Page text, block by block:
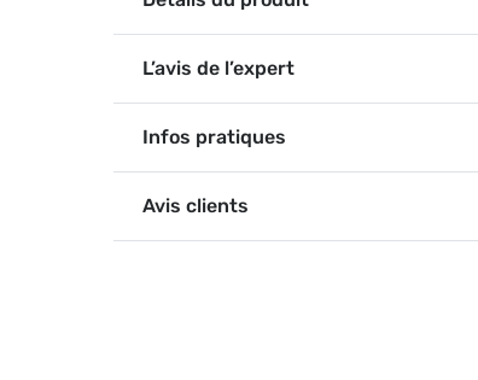
L’avis de l’expert
Infos pratiques
Avis clients